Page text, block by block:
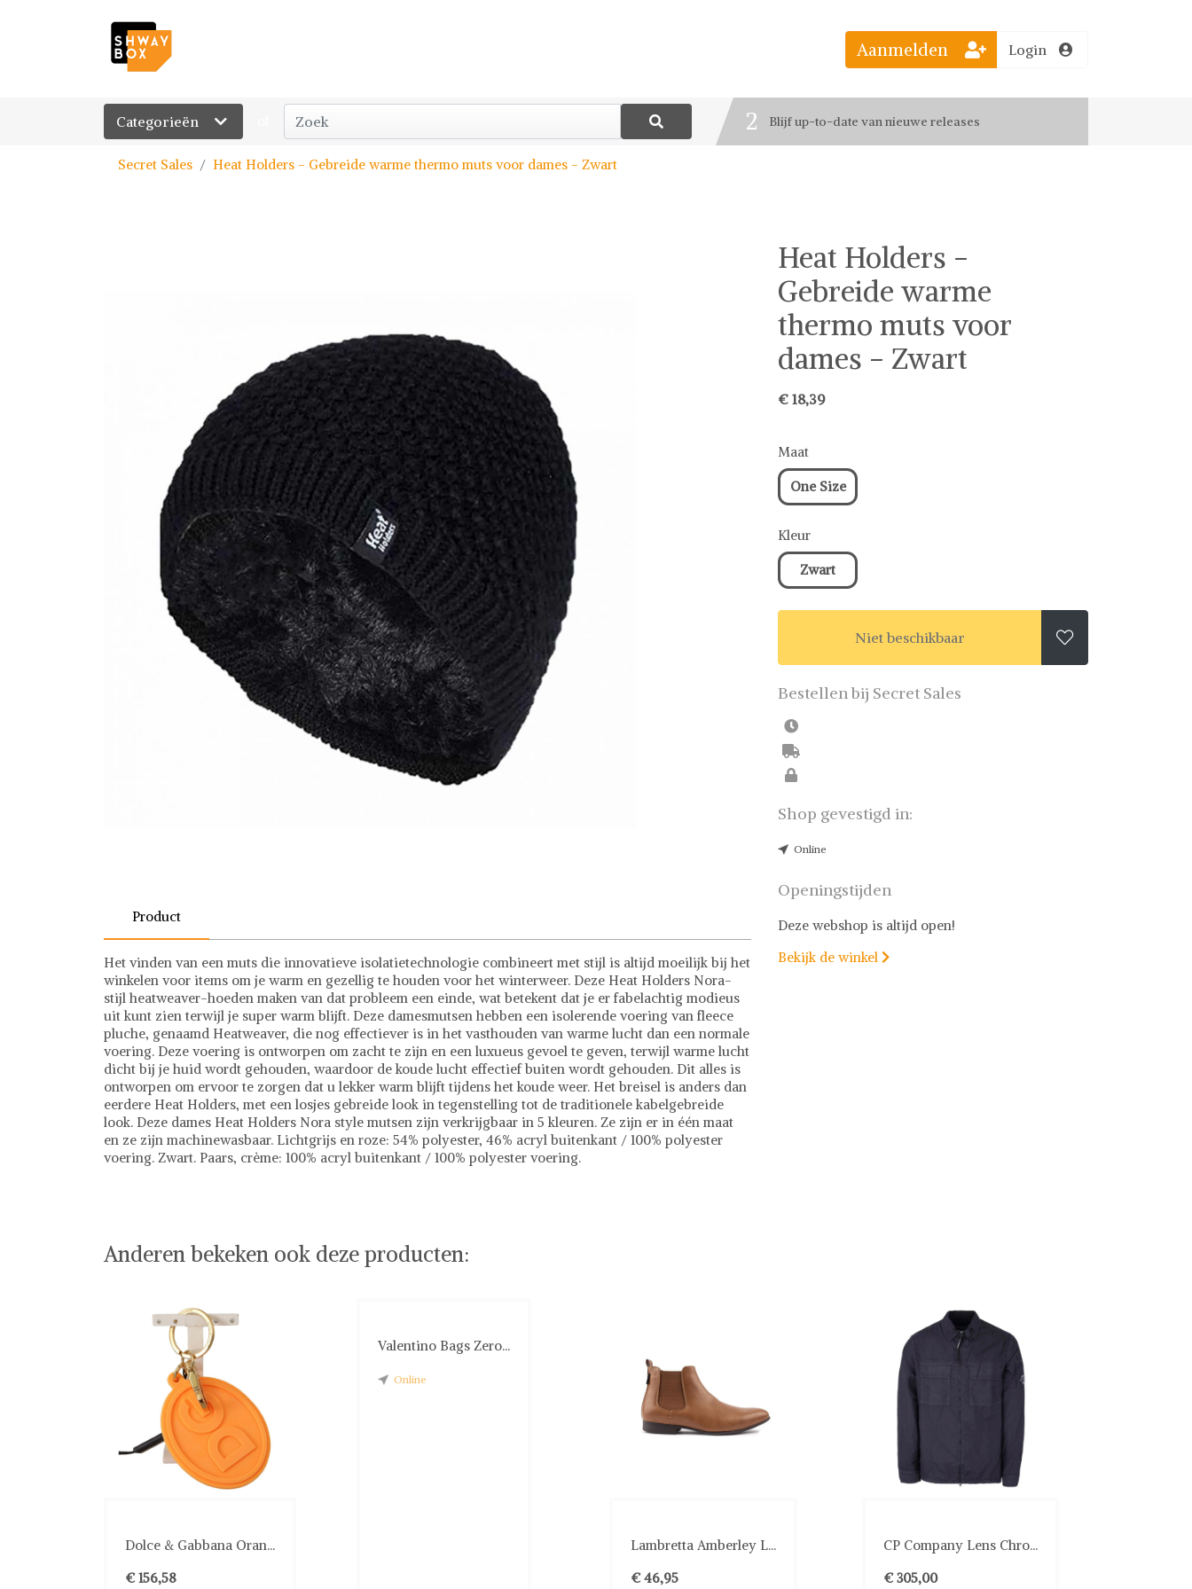
Categorieën
Bestel jouw favoriete looks
2 Blijf up-to-date van nieuwe releases
Aanmelden Login
Secret Sales Heat Holders - Gebreide warme thermo muts voor dames - Zwart
Product
Het vinden van een muts die innovatieve isolatietechnologie combineert met stijl is altijd moeilijk bij het
winkelen voor items om je warm en gezellig te houden voor het winterweer. Deze Heat Holders Nora-
stijl heatweaver-hoeden maken van dat probleem een ​​einde, wat betekent dat je er fabelachtig modieus
uit kunt zien terwijl je super warm blijft. Deze damesmutsen hebben een isolerende voering van fleece
pluche, genaamd Heatweaver, die nog effectiever is in het vasthouden van warme lucht dan een normale
voering. Deze voering is ontworpen om zacht te zijn en een luxueus gevoel te geven, terwijl warme lucht
dicht bij je huid wordt gehouden, waardoor de koude lucht effectief buiten wordt gehouden. Dit alles is
ontworpen om ervoor te zorgen dat u lekker warm blijft tijdens het koude weer. Het breisel is anders dan
eerdere Heat Holders, met een losjes gebreide look in tegenstelling tot de traditionele kabelgebreide
look. Deze dames Heat Holders Nora style mutsen zijn verkrijgbaar in 5 kleuren. Ze zijn er in één maat
en ze zijn machinewasbaar. Lichtgrijs en roze: 54% polyester, 46% acryl buitenkant / 100% polyester
voering. Zwart. Paars, crème: 100% acryl buitenkant / 100% polyester voering.
Heat Holders -
Gebreide warme
thermo muts voor
dames - Zwart
€ 18,39
Maat
One Size
Kleur
Zwart
Niet beschikbaar 
Bestellen bij Secret Sales
Shop gevestigd in:
Online
Openingstijden
Deze webshop is altijd open!
Bekijk de winkel 
Anderen bekeken ook deze producten:
Dolce & Gabbana Oran...
€ 156,58
Valentino Bags Zero...
Online
Lambretta Amberley L...
€ 46,95
CP Company Lens Chro...
€ 305,00